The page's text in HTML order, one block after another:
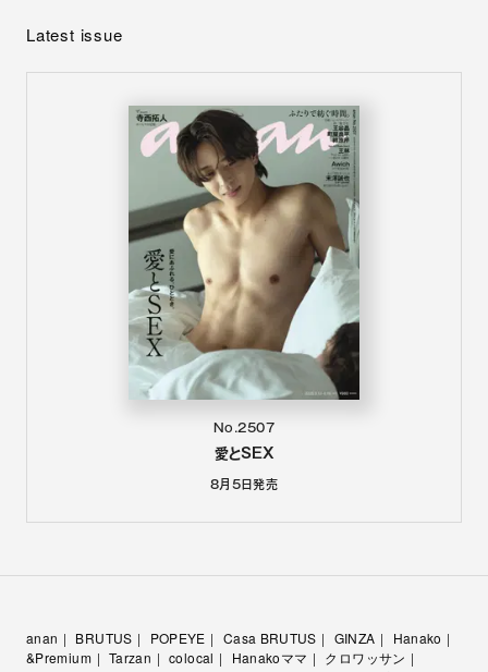
Latest issue
No.2507
愛とSEX
8月5日発売
anan BRUTUS POPEYE Casa BRUTUS GINZA
Hanako
&Premium
Tarzan colocal Hanakoママ
クロワッサン